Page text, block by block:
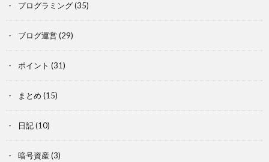
プログラミング(35)
ブログ運営(29)
ポイント (31)
まとめ (15)
日記(10)
暗号資産 (3)